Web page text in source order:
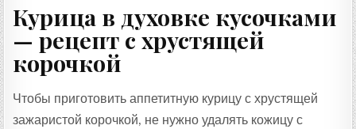
Курица в духовке кусочками
— рецепт с хрустящей
корочкой
Чтобы приготовить аппетитную курицу с хрустящей
зажаристой корочкой, не нужно удалять кожицу с